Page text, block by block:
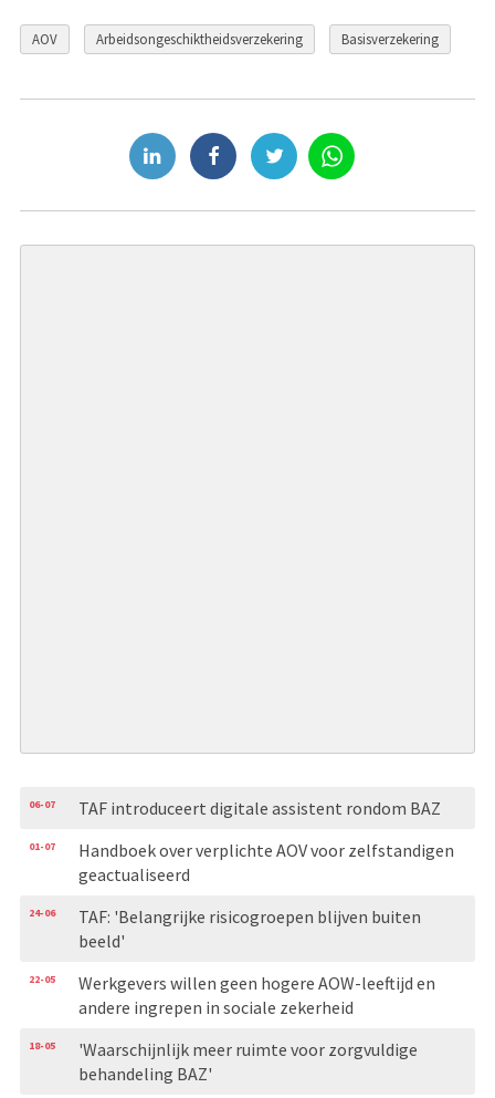
AOV Arbeidsongeschiktheidsverzekering Basisverzekering
06-07 TAF introduceert digitale assistent rondom BAZ
01-07
Handboek over verplichte AOV voor zelfstandigen
geactualiseerd
24-06
TAF: 'Belangrijke risicogroepen blijven buiten
beeld'
22-05
Werkgevers willen geen hogere AOW-leeftijd en
andere ingrepen in sociale zekerheid
18-05
'Waarschijnlijk meer ruimte voor zorgvuldige
behandeling BAZ'